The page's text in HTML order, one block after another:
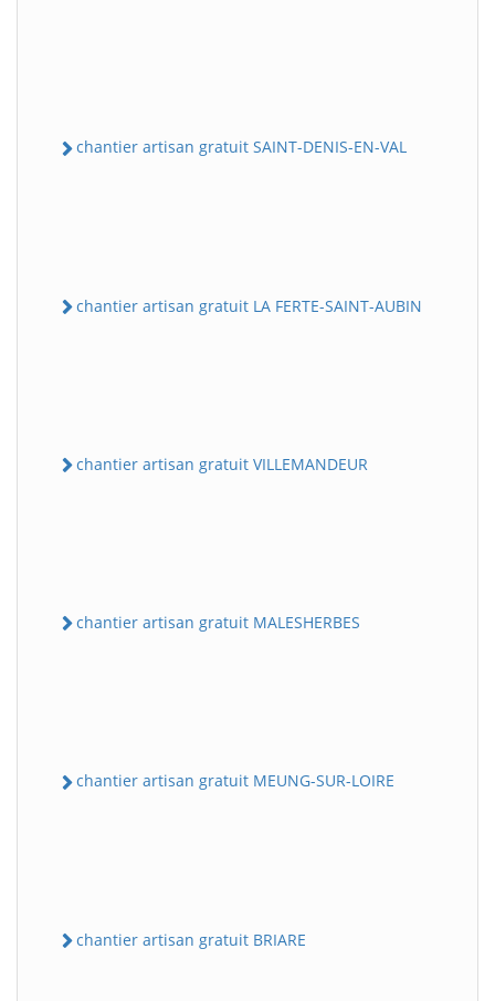
chantier artisan gratuit SAINT-DENIS-EN-VAL
chantier artisan gratuit LA FERTE-SAINT-AUBIN
chantier artisan gratuit VILLEMANDEUR
chantier artisan gratuit MALESHERBES
chantier artisan gratuit MEUNG-SUR-LOIRE
chantier artisan gratuit BRIARE